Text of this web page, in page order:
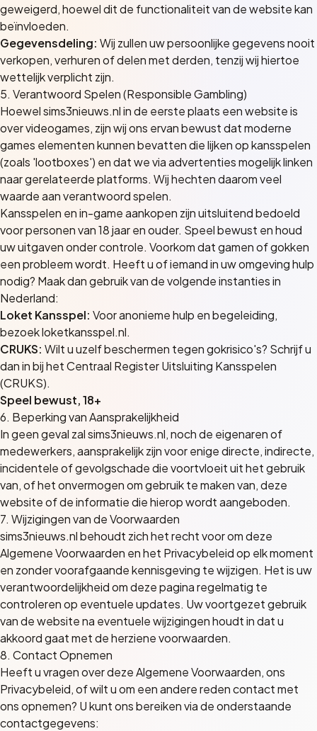
geweigerd, hoewel dit de functionaliteit van de website kan
beïnvloeden.
Gegevensdeling: Wij zullen uw persoonlijke gegevens nooit
verkopen, verhuren of delen met derden, tenzij wij hiertoe
wettelijk verplicht zijn.
5. Verantwoord Spelen (Responsible Gambling)
Hoewel sims3nieuws.nl in de eerste plaats een website is
over videogames, zijn wij ons ervan bewust dat moderne
games elementen kunnen bevatten die lijken op kansspelen
(zoals 'lootboxes') en dat we via advertenties mogelijk linken
naar gerelateerde platforms. Wij hechten daarom veel
waarde aan verantwoord spelen.
Kansspelen en in-game aankopen zijn uitsluitend bedoeld
voor personen van 18 jaar en ouder. Speel bewust en houd
uw uitgaven onder controle. Voorkom dat gamen of gokken
een probleem wordt. Heeft u of iemand in uw omgeving hulp
nodig? Maak dan gebruik van de volgende instanties in
Nederland:
Loket Kansspel: Voor anonieme hulp en begeleiding,
bezoekloketkansspel.nl.
CRUKS: Wilt u uzelf beschermen tegen gokrisico's? Schrijf u
dan in bij het Centraal Register Uitsluiting Kansspelen
(CRUKS).
Speel bewust, 18+
6. Beperking van Aansprakelijkheid
In geen geval zal sims3nieuws.nl, noch de eigenaren of
medewerkers, aansprakelijk zijn voor enige directe, indirecte,
incidentele of gevolgschade die voortvloeit uit het gebruik
van, of het onvermogen om gebruik te maken van, deze
website of de informatie die hierop wordt aangeboden.
7. Wijzigingen van de Voorwaarden
sims3nieuws.nl behoudt zich het recht voor om deze
Algemene Voorwaarden en het Privacybeleid op elk moment
en zonder voorafgaande kennisgeving te wijzigen. Het is uw
verantwoordelijkheid om deze pagina regelmatig te
controleren op eventuele updates. Uw voortgezet gebruik
van de website na eventuele wijzigingen houdt in dat u
akkoord gaat met de herziene voorwaarden.
8. Contact Opnemen
Heeft u vragen over deze Algemene Voorwaarden, ons
Privacybeleid, of wilt u om een andere reden contact met
ons opnemen? U kunt ons bereiken via de onderstaande
contactgegevens: